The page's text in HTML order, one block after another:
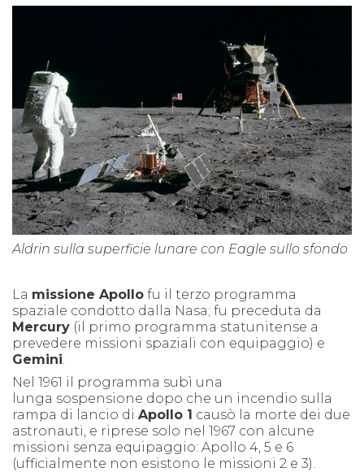
Aldrin sulla superficie lunare con Eagle sullo sfondo
La missione Apollo fu il terzo programma
spaziale condotto dalla Nasa; fu preceduta da
Mercury (il primo programma statunitense a
prevedere missioni spaziali con equipaggio) e
Gemini.
Nel 1961 il programma subì una
lunga sospensione dopo che un incendio sulla
rampa di lancio di Apollo 1 causò la morte dei due
astronauti, e riprese solo nel 1967 con alcune
missioni senza equipaggio: Apollo 4, 5 e 6
(ufficialmente non esistono le missioni 2 e 3).